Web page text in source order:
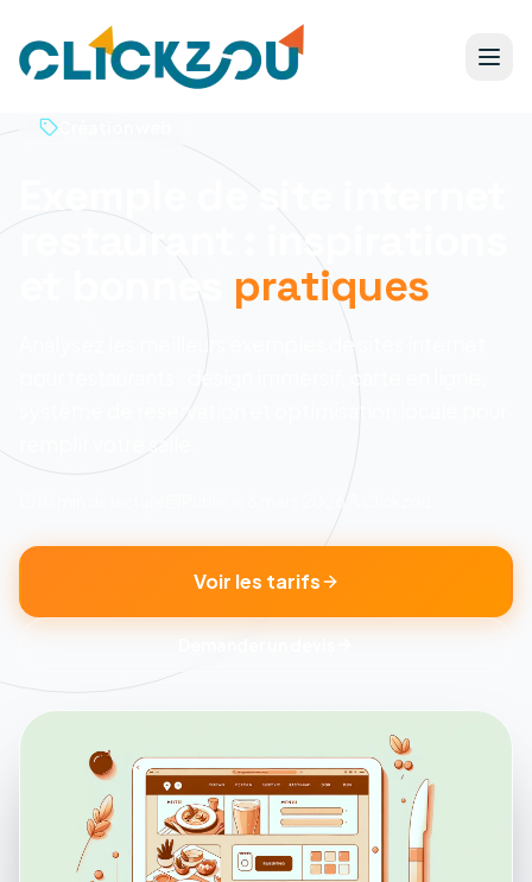
Exemple de site internet
restaurant : inspirations
et bonnes
pratiques
Analysez les meilleurs exemples de sites internet
pour restaurants : design immersif, carte en ligne,
système de réservation et optimisation locale pour
remplir votre salle.
Voir les tarifs